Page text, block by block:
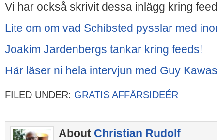
Vi har också skrivit dessa inlägg kring
Lite om om vad Schibsted pysslar med
Joakim Jardenbergs tankar kring feeds!
Här läser ni hela intervjun med Guy
FILED UNDER: GRATIS AFFÄRSIDEÉR
About Christian Rudolf